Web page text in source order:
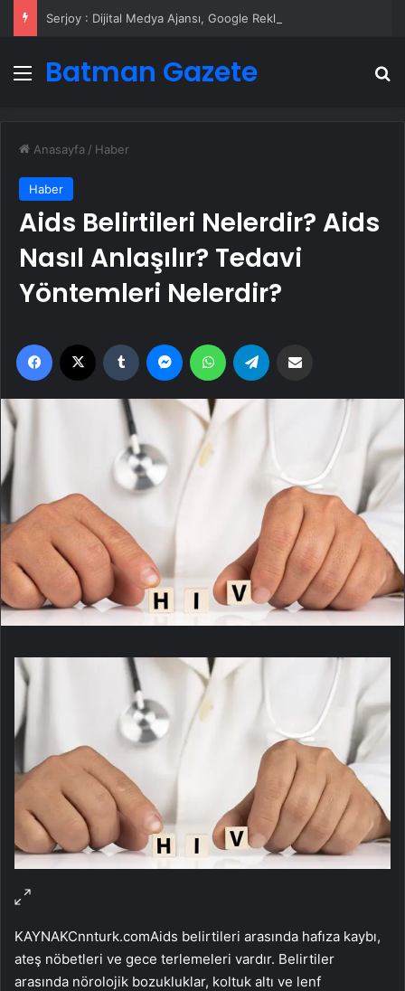
Menü
Batman Gazete
Anasayfa / Haber
Haber
Aids Belirtileri Nelerdir? Aids
Nasıl Anlaşılır? Tedavi
Yöntemleri Nelerdir?
Facebook Tumblr MessengerWhatsApp
KAYNAKCnnturk.comAids belirtileri arasında hafıza kaybı,
ateş nöbetleri ve gece terlemeleri vardır. Belirtiler
arasında nörolojik bozukluklar, koltuk altı ve lenf